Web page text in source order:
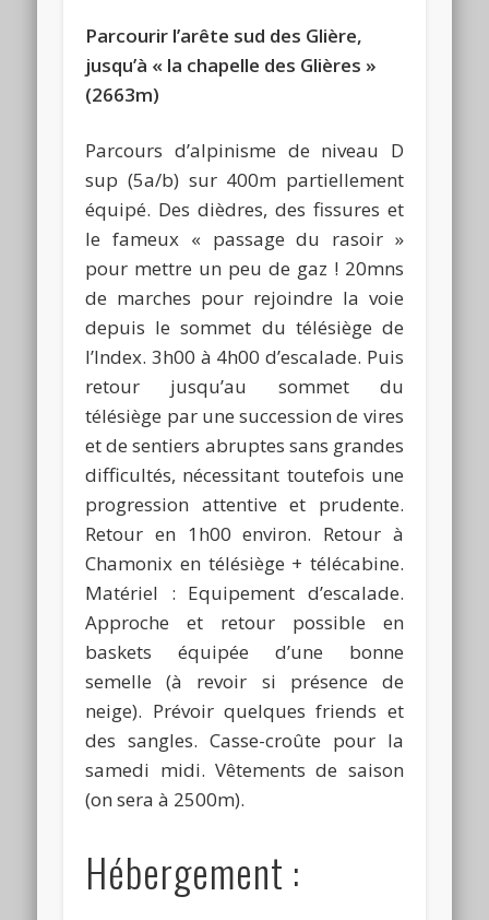
Parcourir l’arête sud des Glière,
jusqu’à « la chapelle des Glières »
(2663m)
Parcours d’alpinisme de niveau D
sup (5a/b) sur 400m partiellement
équipé. Des dièdres, des fissures et
le fameux « passage du rasoir »
pour mettre un peu de gaz ! 20mns
de marches pour rejoindre la voie
depuis le sommet du télésiège de
l’Index. 3h00 à 4h00 d’escalade. Puis
retour jusqu’au sommet du
télésiège par une succession de vires
et de sentiers abruptes sans grandes
difficultés, nécessitant toutefois une
progression attentive et prudente.
Retour en 1h00 environ. Retour à
Chamonix en télésiège + télécabine.
Matériel : Equipement d’escalade.
Approche et retour possible en
baskets équipée d’une bonne
semelle (à revoir si présence de
neige). Prévoir quelques friends et
des sangles. Casse-croûte pour la
samedi midi. Vêtements de saison
(on sera à 2500m).
Hébergement :